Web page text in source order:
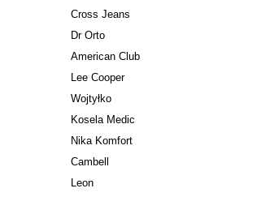
Cross Jeans
Dr Orto
American Club
Lee Cooper
Wojtyłko
Kosela Medic
Nika Komfort
Cambell
Leon